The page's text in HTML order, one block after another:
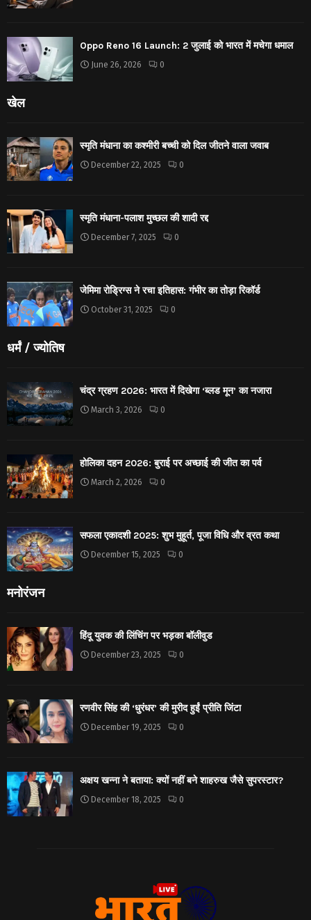
Oppo Reno 16 Launch: 2 जुलाई को भारत में मचेगा धमाल
June 26, 2026 0
खेल
स्मृति मंधाना का कश्मीरी बच्ची को दिल जीतने वाला जवाब
December 22, 2025 0
स्मृति मंधाना-पलाश मुच्छल की शादी रद्द
December 7, 2025 0
जेमिमा रोड्रिग्स ने रचा इतिहास: गंभीर का तोड़ा रिकॉर्ड
October 31, 2025 0
धर्मं / ज्योतिष
चंद्र ग्रहण 2026: भारत में दिखेगा ‘ब्लड मून’ का नजारा
March 3, 2026 0
होलिका दहन 2026: बुराई पर अच्छाई की जीत का पर्व
March 2, 2026 0
सफला एकादशी 2025: शुभ मुहूर्त, पूजा विधि और व्रत कथा
December 15, 2025 0
मनोरंजन
हिंदू युवक की लिंचिंग पर भड़का बॉलीवुड
December 23, 2025 0
रणवीर सिंह की ‘धुरंधर’ की मुरीद हुईं प्रीति जिंटा
December 19, 2025 0
अक्षय खन्ना ने बताया: क्यों नहीं बने शाहरुख जैसे सुपरस्टार?
December 18, 2025 0